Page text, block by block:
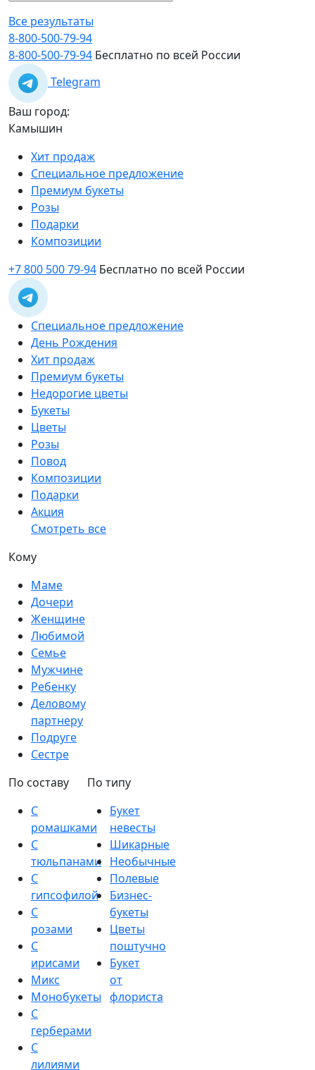
Все результаты
8-800-500-79-94
8-800-500-79-94 Бесплатно по всей России
Telegram
Ваш город:
Камышин
Хит продаж
Специальное предложение
Премиум букеты
Розы
Подарки
Композиции
+7 800 500 79-94 Бесплатно по всей России
Специальное предложение
День Рождения
Хит продаж
Премиум букеты
Недорогие цветы
Букеты
Цветы
Розы
Повод
Композиции
Подарки
Акция
Смотреть все
Кому
Маме
Дочери
Женщине
Любимой
Семье
Мужчине
Ребенку
Деловому
партнеру
Подруге
Сестре
По составу
С
ромашками
С
тюльпанами
С
гипсофилой
С
розами
С
ирисами
Микс
Монобукеты
С
герберами
С
лилиями
По типу
Букет
невесты
Шикарные
Необычные
Полевые
Бизнес-
букеты
Цветы
поштучно
Букет
от
флориста